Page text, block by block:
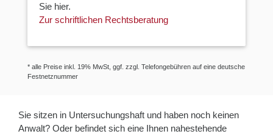
Sie hier.
Zur schriftlichen Rechtsberatung
* alle Preise inkl. 19% MwSt, ggf. zzgl. Telefongebühren auf eine deutsche
Festnetznummer
Sie sitzen in Untersuchungshaft und haben noch keinen
Anwalt? Oder befindet sich eine Ihnen nahestehende